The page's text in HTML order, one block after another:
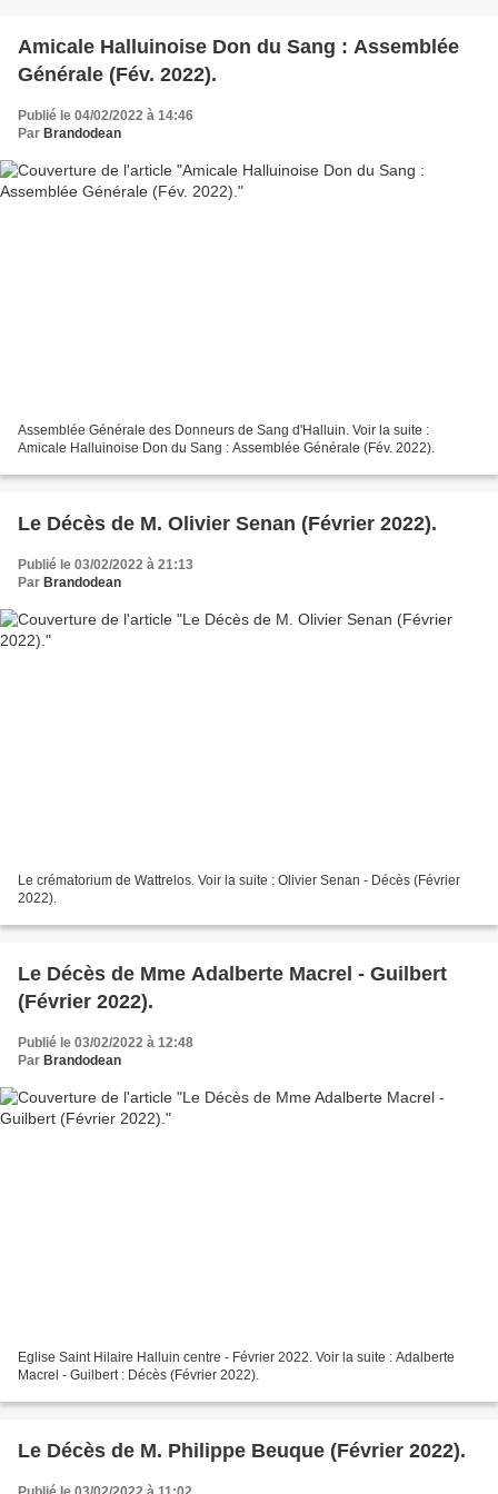
Amicale Halluinoise Don du Sang : Assemblée
Générale (Fév. 2022).
Publié le 04/02/2022 à 14:46
Par Brandodean
Assemblée Générale des Donneurs de Sang d'Halluin. Voir la suite :
Amicale Halluinoise Don du Sang : Assemblée Générale (Fév. 2022).
Le Décès de M. Olivier Senan (Février 2022).
Publié le 03/02/2022 à 21:13
Par Brandodean
Le crématorium de Wattrelos. Voir la suite : Olivier Senan - Décès (Février
2022).
Le Décès de Mme Adalberte Macrel - Guilbert
(Février 2022).
Publié le 03/02/2022 à 12:48
Par Brandodean
Eglise Saint Hilaire Halluin centre - Février 2022. Voir la suite : Adalberte
Macrel - Guilbert : Décès (Février 2022).
Le Décès de M. Philippe Beuque (Février 2022).